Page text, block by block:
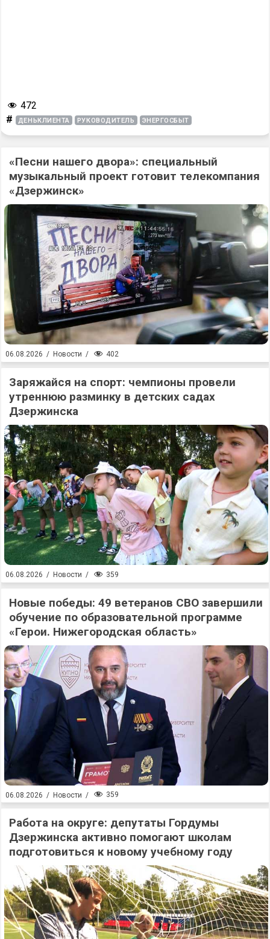
472
# ДЕНЬКЛИЕНТА РУКОВОДИТЕЛЬ ЭНЕРГОСБЫТ
«Песни нашего двора»: специальный
музыкальный проект готовит телекомпания
«Дзержинск»
06.08.2026 / Новости / 402
Заряжайся на спорт: чемпионы провели
утреннюю разминку в детских садах
Дзержинска
06.08.2026 / Новости / 359
Новые победы: 49 ветеранов СВО завершили
обучение по образовательной программе
«Герои. Нижегородская область»
06.08.2026 / Новости / 359
Работа на округе: депутаты Гордумы
Дзержинска активно помогают школам
подготовиться к новому учебному году